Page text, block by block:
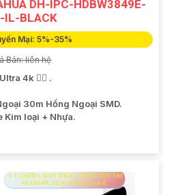
DH-IPC-HDBW3849E-
IL-BLACK
Mại: 5%-35%
Bán: liên hệ
Ultra 4k 👍🏾 .
30m Hồng Ngoại SMD.
Kim loại + Nhựa.